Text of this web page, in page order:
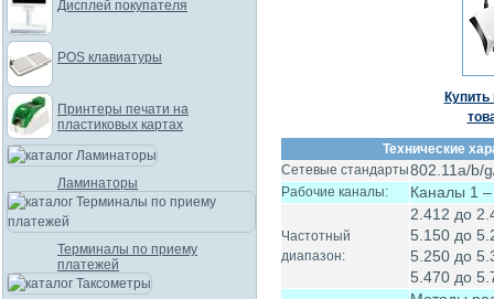
Технические
Сетевые стандарты802.11a/b/
Рабочие каналы: Каналы 1
Частотный
диапазон:
2.412 до
5.150 до
5.250 до
5.470 до
Дисплей покупателя
POS клавиатуры
Принтеры печати на
пластиковых картах
Ламинаторы
Терминалы по приему
платежей